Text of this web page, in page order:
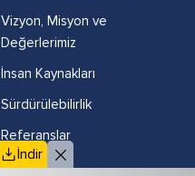
Vizyon, Misyon ve
Değerlerimiz
İnsan Kaynakları
Sürdürülebilirlik
Referanslar
Politikalar
İndir